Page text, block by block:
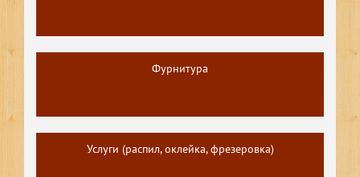
Фурнитура
Услуги (распил, оклейка, фрезеровка)